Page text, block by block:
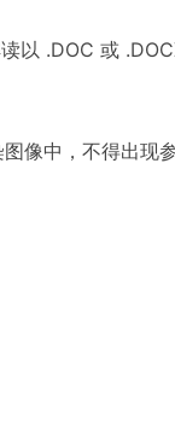
以 .DOC 或
像中，不得出现